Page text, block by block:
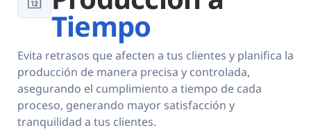
Tiempo
Evita retrasos que afecten a tus clientes y planifica la
producción de manera precisa y controlada,
asegurando el cumplimiento a tiempo de cada
proceso, generando mayor satisfacción y
tranquilidad a tus clientes.